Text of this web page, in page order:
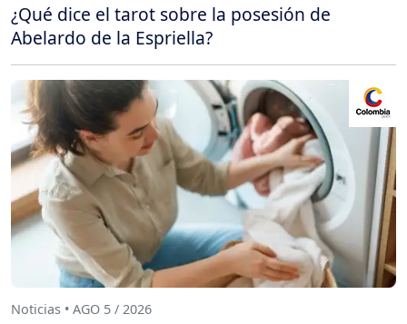
¿Qué dice el tarot sobre la posesión de
Abelardo de la Espriella?
Noticias • AGO 5 / 2026